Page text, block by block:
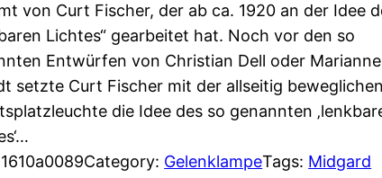
von Curt Fischer, der ab ca. 1920 an der Idee
Lichtes“ gearbeitet hat. Noch vor den so
Entwürfen von Christian Dell oder Marianne
setzte Curt Fischer mit der allseitig beweglichen
die Idee des so genannten
1610a0089Category: GelenklampeTags: Midgard